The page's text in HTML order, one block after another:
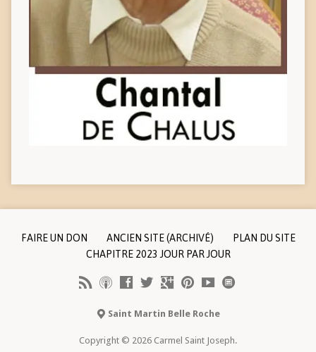
FAIRE UN DON ANCIEN SITE (ARCHIVÉ)
PLAN DU SITE
CHAPITRE 2023 JOUR PAR JOUR
Saint Martin Belle Roche
Copyright © 2026 Carmel Saint Joseph.